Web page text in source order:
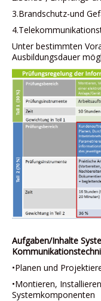
3.Brandschutz-und
Unter bestimmten
Ausbildungsdauer
Aufgaben/Inhalte
•Planen und
•Montieren,
Systemkomponenten